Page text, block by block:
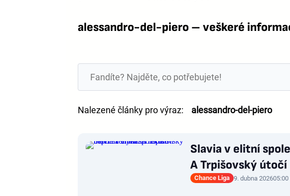
alessandro-del-piero – veškeré
Nalezené články pro výraz: alessandro-del-piero
Slavia v elitní
A Trpišovský
Chance Liga 9. dubna 202605:00